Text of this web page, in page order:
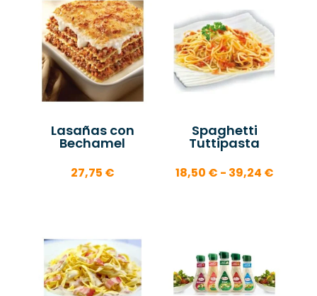
Lasañas con
Bechamel
27,75 €
Spaghetti
Tuttipasta
18,50 € - 39,24 €Rango
39,24